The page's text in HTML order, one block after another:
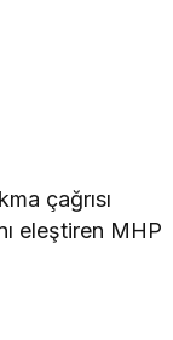
çağrısı
eleştiren MHP